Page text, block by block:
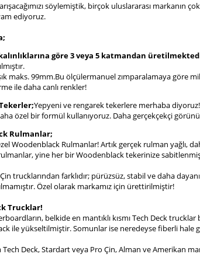
söylemiştik, birçok uluslararası markanın
ediyoruz.
göre 3 veya 5 katmandan
maks. 99mm.Bu ölçülermanuel zımparalamaya göre
ile daha canlı renkler!
Yepyeni ve rengarek tekerlere merhaba
özel bir formül kullanıyoruz. Daha gerçekçekçi
Rulmanlar;
Woodenblack Rulmanlar! Artık gerçek rulman yağlı,
yine her bir Woodenblack tekerinize
trucklarından farklıdır; pürüzsüz, stabil ve daha
Özel olarak markamız için ürettirilmiştir!
Trucklar!
belkide en mantıklı kısmı Tech Deck
ile yükseltilmiştir. Somunlar ise neredeyse fiberli hale
Deck, Stardart veya Pro Çin, Alman ve Amerikan